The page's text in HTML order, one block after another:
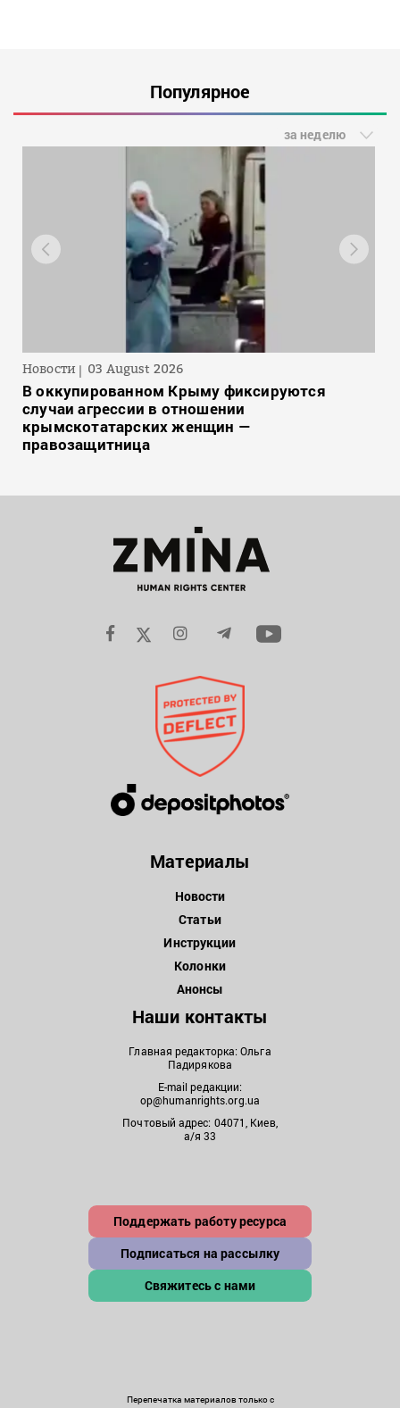
Популярное
за неделю
Новости 03 August 2026
В оккупированном Крыму фиксируются
случаи агрессии в отношении
крымскотатарских женщин —
правозащитница
Материалы
Новости
Статьи
Инструкции
Колонки
Анонсы
Наши контакты
Главная редакторка: Ольга
Падирякова
E-mail редакции:
op@humanrights.org.ua
Почтовый адрес: 04071, Киев,
а/я 33
Поддержать работу ресурса
Подписаться на рассылку
Свяжитесь с нами
Перепечатка материалов только с